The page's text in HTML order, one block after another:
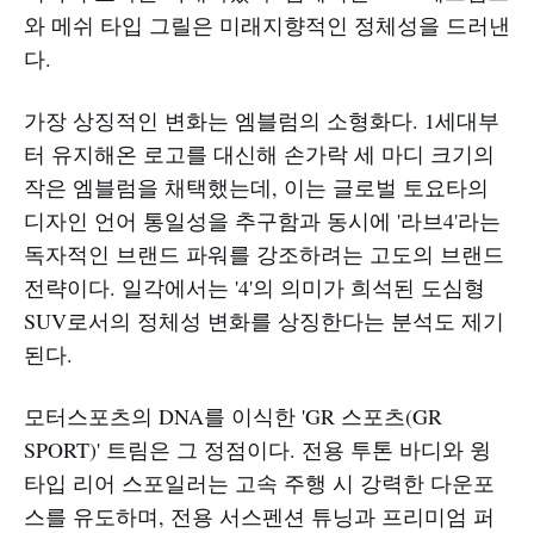
와 메쉬 타입 그릴은 미래지향적인 정체성을 드러낸
다.
가장 상징적인 변화는 엠블럼의 소형화다. 1세대부
터 유지해온 로고를 대신해 손가락 세 마디 크기의
작은 엠블럼을 채택했는데, 이는 글로벌 토요타의
디자인 언어 통일성을 추구함과 동시에 '라브4'라는
독자적인 브랜드 파워를 강조하려는 고도의 브랜드
전략이다. 일각에서는 '4'의 의미가 희석된 도심형
SUV로서의 정체성 변화를 상징한다는 분석도 제기
된다.
모터스포츠의 DNA를 이식한 'GR 스포츠(GR
SPORT)' 트림은 그 정점이다. 전용 투톤 바디와 윙
타입 리어 스포일러는 고속 주행 시 강력한 다운포
스를 유도하며, 전용 서스펜션 튜닝과 프리미엄 퍼